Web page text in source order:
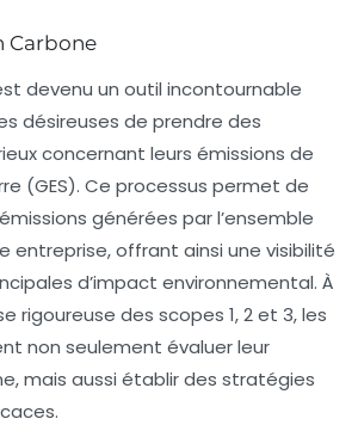
Carbone
devenu un outil incontournable
désireuses de prendre des
concernant leurs émissions de
(GES). Ce processus permet de
générées par l’ensemble
entreprise, offrant ainsi une visibilité
d’impact environnemental. À
rigoureuse des scopes 1, 2 et 3, les
non seulement évaluer leur
mais aussi établir des stratégies